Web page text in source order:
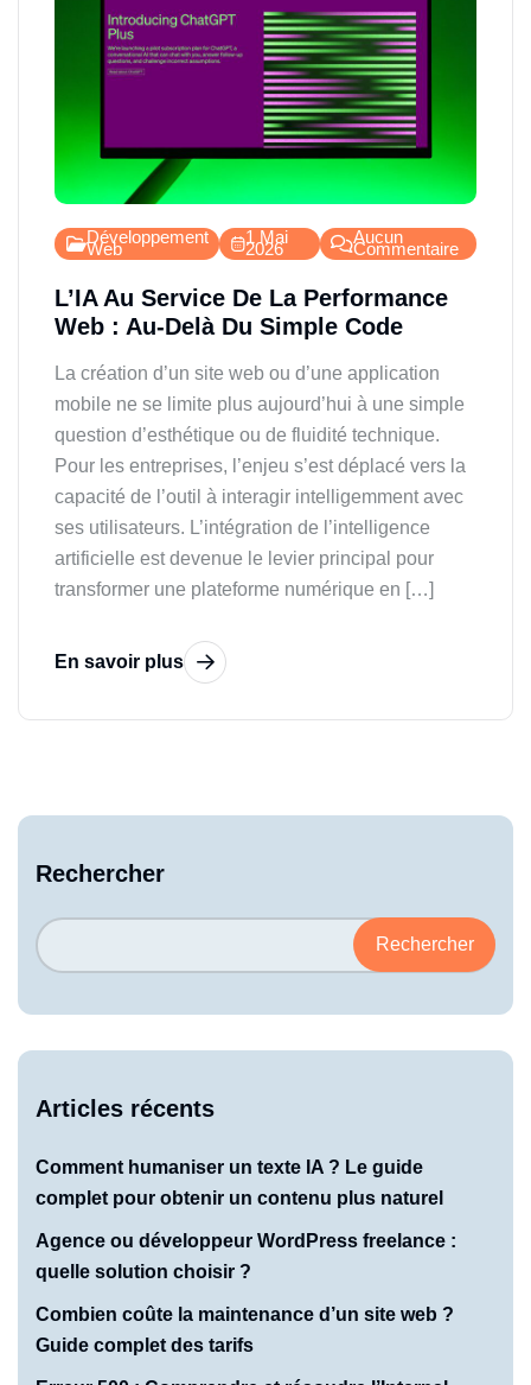
Développement
Web
1 Mai
2026
Aucun
Commentaire
L’IA Au Service De La Performance
Web : Au-Delà Du Simple Code
La création d’un site web ou d’une application
mobile ne se limite plus aujourd’hui à une simple
question d’esthétique ou de fluidité technique.
Pour les entreprises, l’enjeu s’est déplacé vers la
capacité de l’outil à interagir intelligemment avec
ses utilisateurs. L’intégration de l’intelligence
artificielle est devenue le levier principal pour
transformer une plateforme numérique en […]
En savoir plus
Rechercher
Rechercher
Articles récents
Comment humaniser un texte IA ? Le guide
complet pour obtenir un contenu plus naturel
Agence ou développeur WordPress freelance :
quelle solution choisir ?
Combien coûte la maintenance d’un site web ?
Guide complet des tarifs